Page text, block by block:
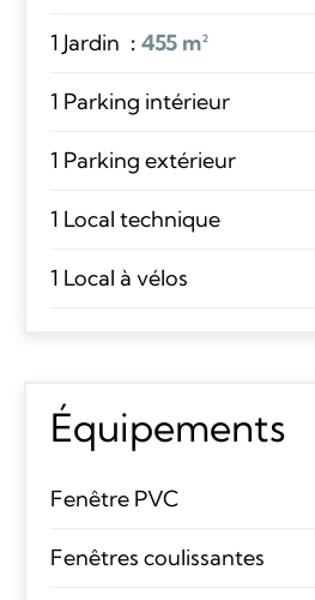
1 Jardin 455 m²
1 Parking intérieur
1 Parking extérieur
1 Local technique
1 Local à vélos
Équipements
Fenêtre PVC
Fenêtres coulissantes